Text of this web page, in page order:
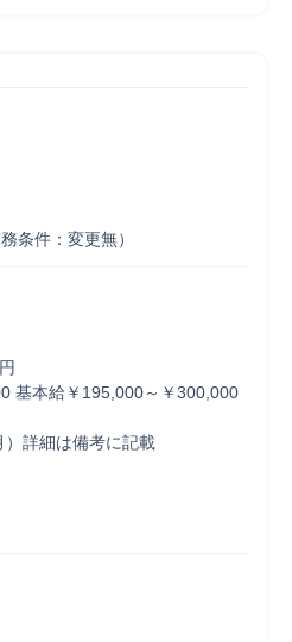
条件：変更無）
基本給￥195,000～￥300,000
詳細は備考に記載